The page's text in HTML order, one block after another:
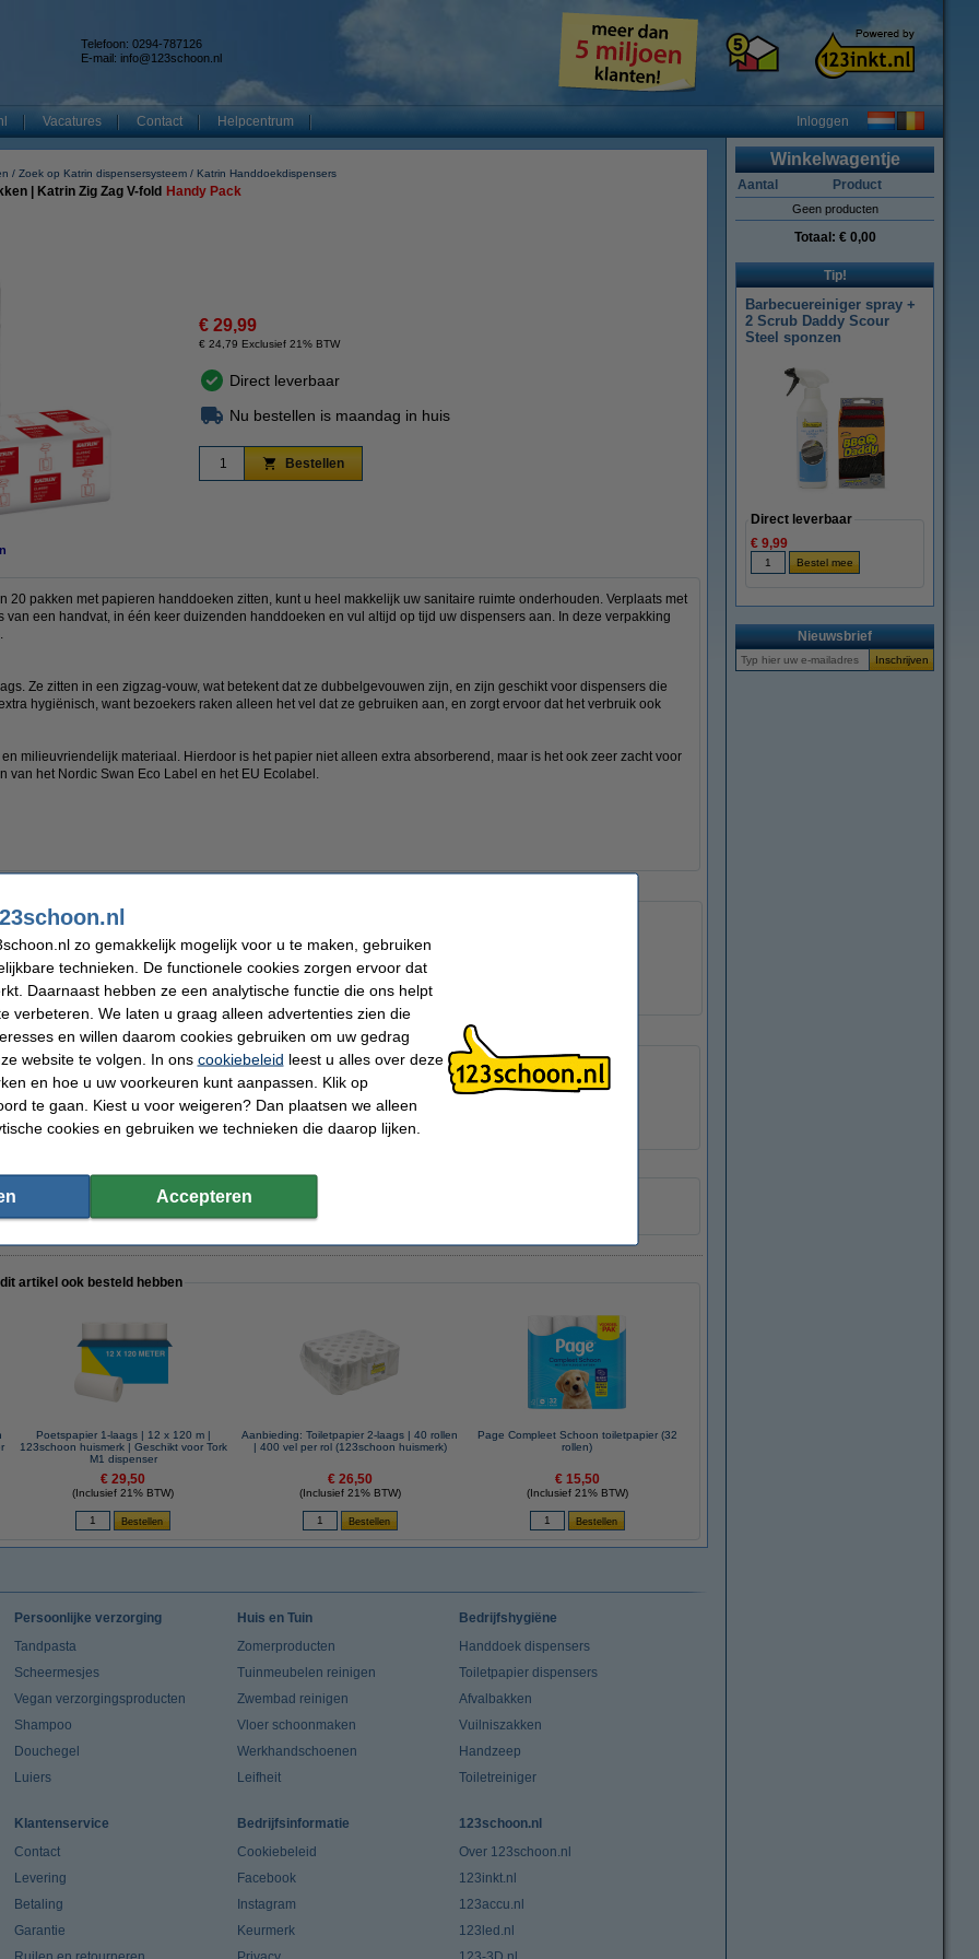
Telefoon: 0294-787126
E-mail: info@123schoon.nl
Vacatures Contact Helpcentrum Inloggen
Zoek op Katrin dispensersysteem Katrin Handdoekdispensers
| Katrin Zig Zag V-fold Handy Pack
€ 29,99
€ 24,79 Exclusief 21% BTW
Direct leverbaar
Nu bestellen is maandag in huis
Bestellen
20 pakken met papieren handdoeken zitten, kunt u heel makkelijk uw sanitaire ruimte onderhouden. Verplaats met
van een handvat, in één keer duizenden handdoeken en vul altijd op tijd uw dispensers aan. In deze verpakking
Ze zitten in een zigzag-vouw, wat betekent dat ze dubbelgevouwen zijn, en zijn geschikt voor dispensers die
hygiënisch, want bezoekers raken alleen het vel dat ze gebruiken aan, en zorgt ervoor dat het verbruik ook
milieuvriendelijk materiaal. Hierdoor is het papier niet alleen extra absorberend, maar is het ook zeer zacht voor
van het Nordic Swan Eco Label en het EU Ecolabel.
Afmetingen:
23,5 x 11,5 cm (lxb)
Toepassing:
Aantal:
M Vel:
200 stuks
Nummer: 45570
artikel ook besteld hebben
Poetspapier 1-laags | 12 x 120 m |
123schoon huismerk | Geschikt voor Tork
M1 dispenser
€ 29,50
(Inclusief 21% BTW)
Aanbieding: Toiletpapier 2-laags | 40 rollen
| 400 vel per rol (123schoon huismerk)
€ 26,50
(Inclusief 21% BTW)
Page Compleet Schoon toiletpapier (32
rollen)
€ 15,50
(Inclusief 21% BTW)
Winkelwagentje
Aantal Product
Geen producten
Totaal: € 0,00
Tip!
Barbecuereiniger spray +
2 Scrub Daddy Scour
Steel sponzen
Direct leverbaar
€ 9,99
Nieuwsbrief
Persoonlijke verzorging
Tandpasta
Scheermesjes
Vegan verzorgingsproducten
Shampoo
Douchegel
Luiers
Huis en Tuin
Zomerproducten
Tuinmeubelen reinigen
Zwembad reinigen
Vloer schoonmaken
Werkhandschoenen
Leifheit
Bedrijfshygiëne
Handdoek dispensers
Toiletpapier dispensers
Afvalbakken
Vuilniszakken
Handzeep
Toiletreiniger
Klantenservice
Contact
Levering
Betaling
Garantie
Bedrijfsinformatie
Cookiebeleid
Facebook
Instagram
Keurmerk
123schoon.nl
Over 123schoon.nl
123inkt.nl
123accu.nl
123led.nl
zo gemakkelijk mogelijk voor u te maken, gebruiken
technieken. De functionele cookies zorgen ervoor dat
Daarnaast hebben ze een analytische functie die ons helpt
verbeteren. We laten u graag alleen advertenties zien die
en willen daarom cookies gebruiken om uw gedrag
website te volgen. In ons cookiebeleid leest u alles over deze
en hoe u uw voorkeuren kunt aanpassen. Klik op
te gaan. Kiest u voor weigeren? Dan plaatsen we alleen
cookies en gebruiken we technieken die daarop lijken.
Accepteren